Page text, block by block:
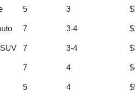
5 3
7 3-4
7 3-4
7 4
5 4